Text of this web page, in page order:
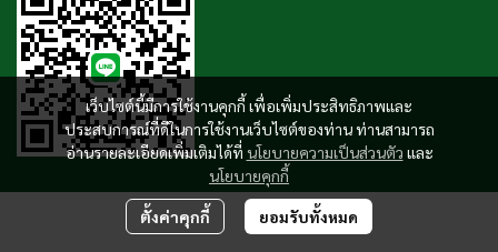
เว็บไซต์นี้มีการใช้งานคุกกี้ เพื่อเพิ่มประสิทธิภาพและ
ประสบการณ์ที่ดีในการใช้งานเว็บไซต์ของท่าน ท่านสามารถ
อ่านรายละเอียดเพิ่มเติมได้ที่ นโยบายความเป็นส่วนตัว และ
นโยบายคุกกี้
ตั้งค่าคุกกี้ ยอมรับทั้งหมด